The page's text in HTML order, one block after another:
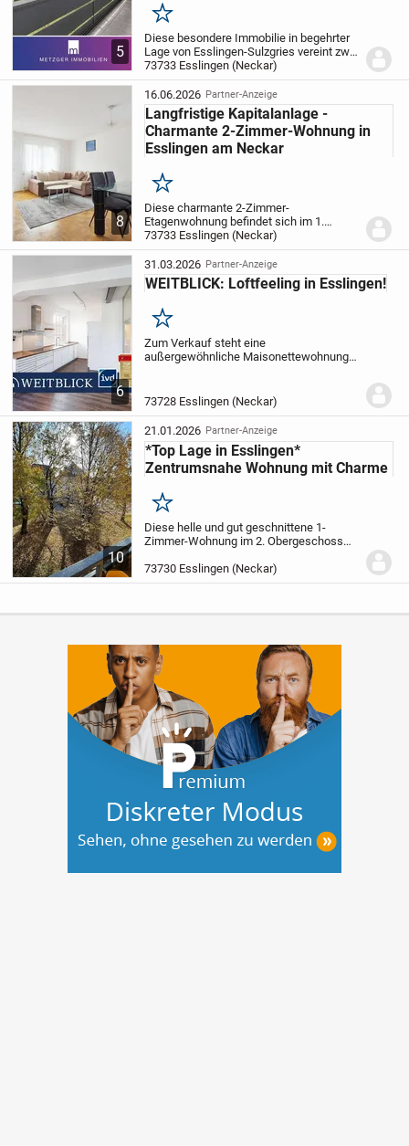
5
Merken
Diese besondere Immobilie in begehrter
Lage von Esslingen-Sulzgries vereint zwei
übereinanderliegende 3-Zimmer-
Wohnungen und eröffnet dadurch
vielfältige Nutzungsmöglichkeiten -
sowohl für Familien...
73733 Esslingen (Neckar)
8
16.06.2026 Partner-Anzeige
Langfristige Kapitalanlage -
Charmante 2-Zimmer-Wohnung in
Esslingen am Neckar
Merken
Diese charmante 2-Zimmer-
Etagenwohnung befindet sich im 1.
Obergeschoss eines gepflegten
Mehrfamilienhauses (im
umgangssprachlichen Sinne entspricht
dies dem 2. Obergeschoss, da kein
klassisches...
73733 Esslingen (Neckar)
6
31.03.2026 Partner-Anzeige
WEITBLICK: Loftfeeling in Esslingen!
Merken
Zum Verkauf steht eine
außergewöhnliche Maisonettewohnung
Raumgefühl, ein offenes Wohnkonzept
und ihren ganz eigenen Charme...
73728 Esslingen (Neckar)
10
21.01.2026 Partner-Anzeige
*Top Lage in Esslingen*
Zentrumsnahe Wohnung mit Charme
Merken
Diese helle und gut geschnittene 1-
Zimmer-Wohnung im 2. Obergeschoss
ideale Bedingungen für Singles,
Studierende oder Berufspendler, die
73730 Esslingen (Neckar)